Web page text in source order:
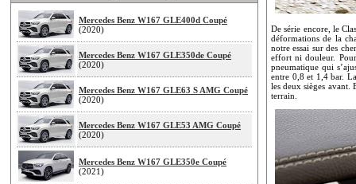
Mercedes Benz W167 GLE400d Coupé
(2020)
Mercedes Benz W167 GLE350de Coupé
(2020)
Mercedes Benz W167 GLE63 S AMG Coupé
(2020)
Mercedes Benz W167 GLE53 AMG Coupé
(2020)
Mercedes Benz W167 GLE350e Coupé
(2021)
De série encore, le
déformations de la
notre essai sur des
effort ni douleur.
pneumatique qui
entre 0,8 et 1,4 bar.
les deux sièges
terrain.